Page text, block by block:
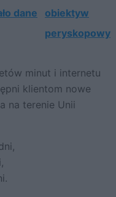
dane
obiektyw
peryskopowy
minut i internetu
klientom nowe
na terenie Unii